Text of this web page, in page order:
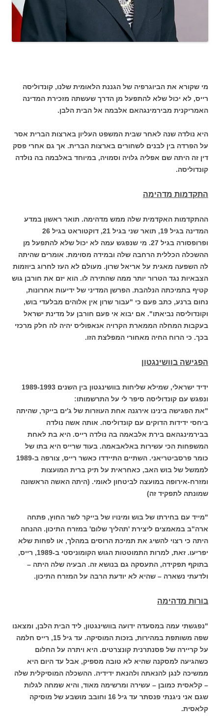
מי שקורא את הביוגרפיה של הגננת הלאומית שלנו, קונדוליסה
רייס, לא יכול שלא להתפעל מן הדרך שעשתה מזכירת המדינה
האמריקנית מבירמינגהאם אלבמה אל הבית הלבן.
היא נולדה שנה לאחר שבית המשפט העליון בארצות הברית אסר
על הפרדה בין לבנים לשחורים בארצות הברית. אך גם אחרי פסק
דין זה היתה שם אפליה גלויה וסמויה, במיוחד באלבמה בה נולדה
קונדוליסה.
התקדמות מדהימה
ההתקדמות האקדמית שלה ממש מדהימה. תואר ראשון במדע
המדינה בגיל 19, תואר שני בגיל 21, דוקטוראט בגיל 26
ופרופסורה בגיל 27. מי שנפגש עמה לא יכול שלא להתפעל מן
ההשכלה הכללית הרחבה שלה ובמידה מסוימת. אומרים שהיתה
לה השפעה מאגית על אריאל שרון. מעולם לא העז לחרוג ביוזמות
הצבאיות נגד הטרור יותר ממה שהתירה לו. הוא יזם את חורבן גוש
קטיף בתמיכתה הנלהבת. הפרשן המדיני של ידיעות אחרונות,
נחום ברנע, כתב פעם כי "עבור שרון אין אלוהים מבלעדי בוש,
וקונדוליסה נביאתו". אם יבוא אי פעם חורבן על מדינת ישראל
בעקבות המחלה הממארת הקרויה אנאפוליס יהיה לה חלק מרכזי
בכך. כי הרוח החיה מאחורי המפלצת הזו.
הפגישה בוושינגטון
ידיד ישראלי, שמילא שליחות בוושינגטון בין השנים 1989-1993
ונפגש עם קונדוליסה סיפר לי על התרשמותו:
"את הפגישה בינינו אירגנה אחת העוזרות של ג'ים בייקר, שהיתה
ביחסי ידידות הדוקים עם קונדוליסה. אותה אשה נולדה
בבירמינגהאם בירת אלבאמה בה נולדה רייס. היא בת לאחת
המשפחות הכי עשירות באלאבאמה. בעוד שרייס היא בתו של
כומר פרסביטריאני. השתיים התיידדו כאשר רייס, צורפה ב-1989
לממשל של בוש האב, כאחראית על תיק ברית המועצות
ומזרח-אירופה במועצה לביטחון לאומי. (היתה האשה הראשונה
שמונתה לתפקיד זה)
"מייד עם בחירתו של בוש ומינויו של בייקר לשר החוץ, פתחה
ארה"ב במאמצים ליצירת 'תהליך שלום' במזרח התיכון. ההנחה
היתה כי רצוי להשיג את תמיכת הרוסים במהלך, או לפחות שלא
יפריעו. זאת, למרות התמוטטות הגוש הקומוניסטי ב-1989, רייס,
בתוקף תפקידה, התעסקה גם בנושא זה. הבעיה שלה היתה –
ולדעתי נשארה – שהיא לא יודעת הרבה על המזרח התיכון.
בורות מדהימה
"נפגשתי עמה במסעדה ידועה בוושינגטון, ליד הבית הלבן, ומצאנו
שפה משותפת במהירות, בזכות המוסיקה. עד גיל 15, רייס חלמה
על קריירה של פסנתרנית קונצרטים. היא ויתרה על החלום
כשהגיעה למסקנה שהיא לא טובה מספיק, אבל עד היום היא
ממשיכה לנגן להנאתה ולהנאת ידידיה. ההשכלה המוסיקלית שלה
– קלאסית כמובן – עשירה ומרשימה מאוד, והיא שמחה לגלות
שגם אני ניגנתי פנסתר עד גיל 16 וחובב מושבע של מוסיקה
קלאסית.